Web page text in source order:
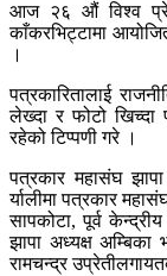
आज २६ औं विश्व प्रेस
काँकरभिट्टामा
।
पत्रकारितालाई
लेख्दा र फोटो खिच्दा
रहेको टिप्पणी गरे ।
पत्रकार महासंघ
र्यालीमा पत्रकार
सापकोटा, पूर्व
झापा अध्यक्ष अम्बिका
रामचन्द्र